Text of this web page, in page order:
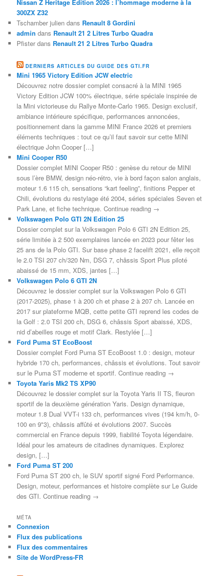
Nissan Z Heritage Edition 2026 : l’hommage moderne à la
300ZX Z32
Tschamber julien dans Renault 8 Gordini
admin dans Renault 21 2 Litres Turbo Quadra
Pfister dans Renault 21 2 Litres Turbo Quadra
DERNIERS ARTICLES DU GUIDE DES GTI.FR
Mini 1965 Victory Edition JCW electric
Découvrez notre dossier complet consacré à la MINI 1965
Victory Edition JCW 100% électrique, série spéciale inspirée de
la Mini victorieuse du Rallye Monte-Carlo 1965. Design exclusif,
ambiance intérieure spécifique, performances annoncées,
positionnement dans la gamme MINI France 2026 et premiers
éléments techniques : tout ce qu’il faut savoir sur cette MINI
électrique John Cooper […]
Mini Cooper R50
Dossier complet MINI Cooper R50 : genèse du retour de MINI
sous l’ère BMW, design néo-rétro, vie à bord façon salon anglais,
moteur 1.6 115 ch, sensations “kart feeling”, finitions Pepper et
Chili, évolutions du restylage été 2004, séries spéciales Seven et
Park Lane, et fiche technique. Continue reading →
Volkswagen Polo GTI 2N Edition 25
Dossier complet sur la Volkswagen Polo 6 GTI 2N Edition 25,
série limitée à 2 500 exemplaires lancée en 2023 pour fêter les
25 ans de la Polo GTI. Sur base phase 2 facelift 2021, elle reçoit
le 2.0 TSI 207 ch/320 Nm, DSG 7, châssis Sport Plus piloté
abaissé de 15 mm, XDS, jantes […]
Volkswagen Polo 6 GTI 2N
Découvrez le dossier complet sur la Volkswagen Polo 6 GTI
(2017-2025), phase 1 à 200 ch et phase 2 à 207 ch. Lancée en
2017 sur plateforme MQB, cette petite GTI reprend les codes de
la Golf : 2.0 TSI 200 ch, DSG 6, châssis Sport abaissé, XDS,
nid d’abeilles rouge et motif Clark. Restylée […]
Ford Puma ST EcoBoost
Dossier complet Ford Puma ST EcoBoost 1.0 : design, moteur
hybride 170 ch, performances, châssis et évolutions. Tout savoir
sur le Puma ST moderne et sportif. Continue reading →
Toyota Yaris Mk2 TS XP90
Découvrez le dossier complet sur la Toyota Yaris II TS, fleuron
sportif de la deuxième génération Yaris. Design dynamique,
moteur 1.8 Dual VVT-i 133 ch, performances vives (194 km/h, 0-
100 en 9"3), châssis affûté et évolutions 2007. Succès
commercial en France depuis 1999, fiabilité Toyota légendaire.
Idéal pour les amateurs de citadines dynamiques. Explorez
design, […]
Ford Puma ST 200
Ford Puma ST 200 ch, le SUV sportif signé Ford Performance.
Design, moteur, performances et histoire complète sur Le Guide
des GTI. Continue reading →
MÉTA
Connexion
Flux des publications
Flux des commentaires
Site de WordPress-FR